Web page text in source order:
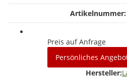
Artikelnummer:
Preis auf Anfrage
Persönliches
Hersteller: